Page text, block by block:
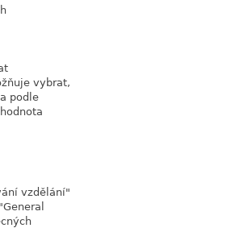
vybrat,
podle
vzdělání"